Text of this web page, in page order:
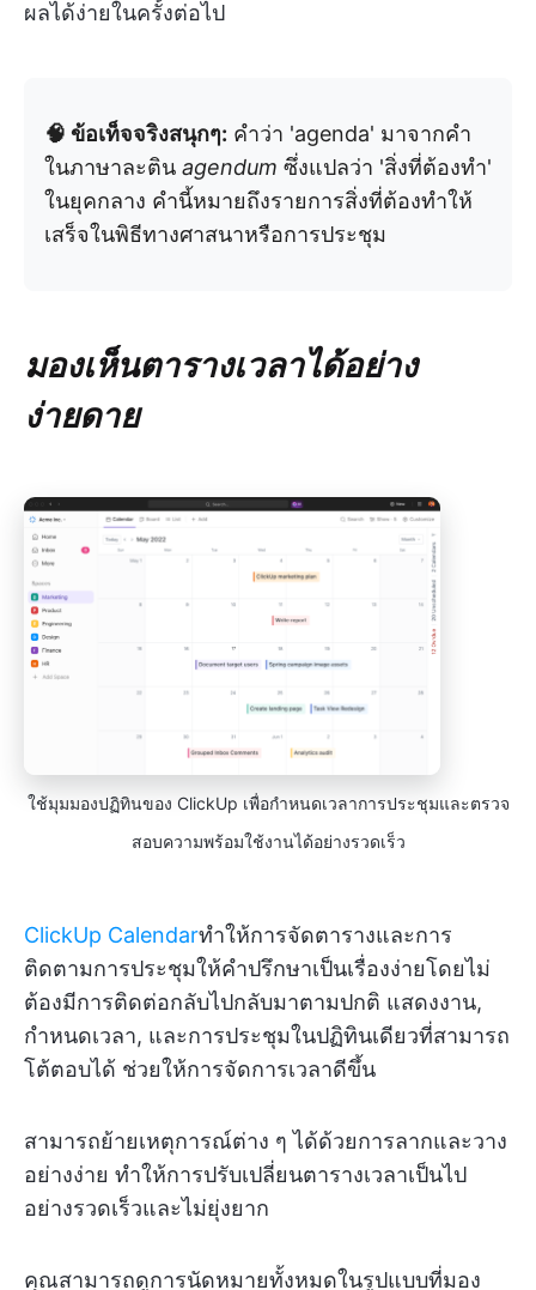
ผลได้ง่ายในครั้งต่อไป
🧠 ข้อเท็จจริงสนุกๆ: คำว่า 'agenda' มาจากคำ
ในภาษาละติน agendum ซึ่งแปลว่า 'สิ่งที่ต้องทำ'
ในยุคกลาง คำนี้หมายถึงรายการสิ่งที่ต้องทำให้
เสร็จในพิธีทางศาสนาหรือการประชุม
มองเห็นตารางเวลาได้อย่าง
ง่ายดาย
ใช้มุมมองปฏิทินของ ClickUp เพื่อกำหนดเวลาการประชุมและตรวจ
สอบความพร้อมใช้งานได้อย่างรวดเร็ว
ClickUp Calendarทำให้การจัดตารางและการ
ติดตามการประชุมให้คำปรึกษาเป็นเรื่องง่ายโดยไม่
ต้องมีการติดต่อกลับไปกลับมาตามปกติ แสดงงาน,
กำหนดเวลา, และการประชุมในปฏิทินเดียวที่สามารถ
โต้ตอบได้ ช่วยให้การจัดการเวลาดีขึ้น
สามารถย้ายเหตุการณ์ต่าง ๆ ได้ด้วยการลากและวาง
อย่างง่าย ทำให้การปรับเปลี่ยนตารางเวลาเป็นไป
อย่างรวดเร็วและไม่ยุ่งยาก
คุณสามารถดูการนัดหมายทั้งหมดในรูปแบบที่มอง